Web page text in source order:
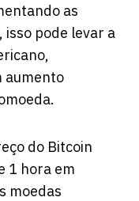
as
pode levar a
aumento
do Bitcoin
1 hora em
moedas